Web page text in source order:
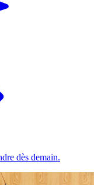
dès demain.